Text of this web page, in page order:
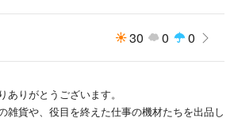
が十数回使用したのみの良品です。
の上、ご購入をお願いいたします。
30 0 0
りがとうございます。
雑貨や、役目を終えた仕事の機材たちを出品し